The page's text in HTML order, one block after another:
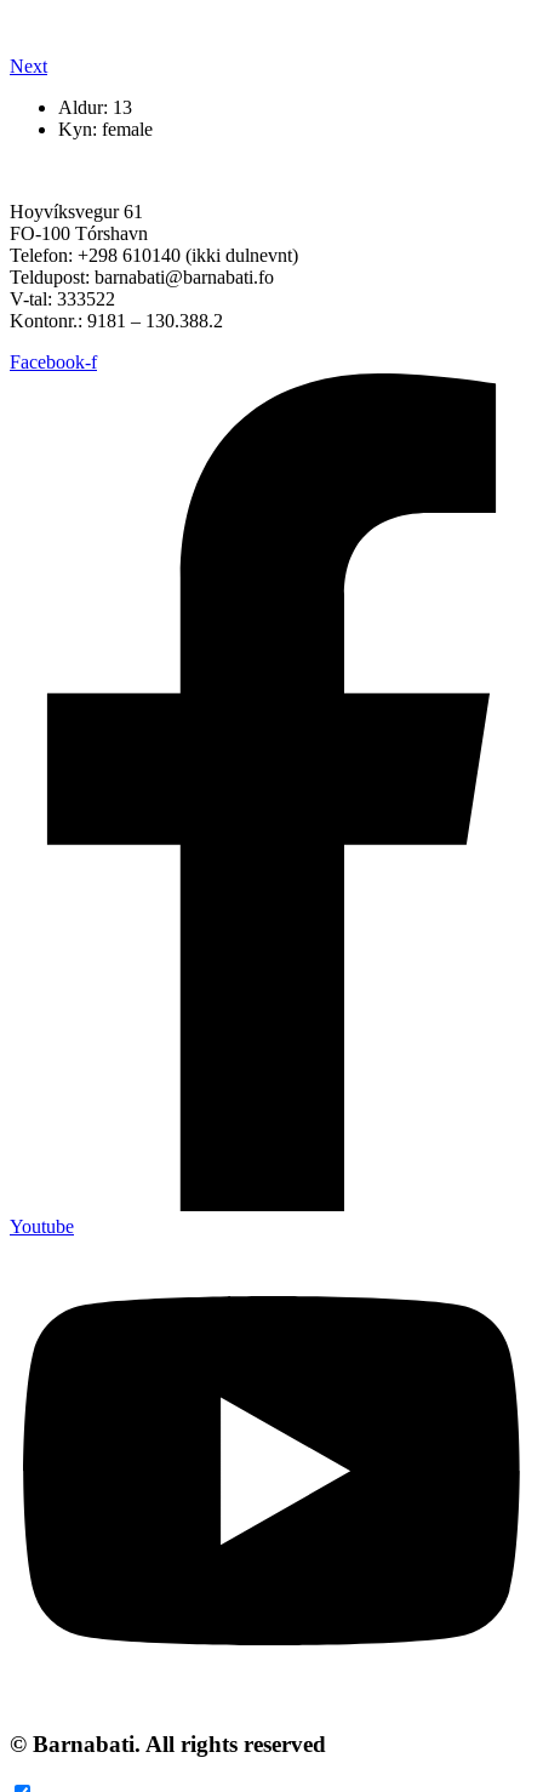
Next
Aldur: 13
Kyn: female
Hoyvíksvegur 61
FO-100 Tórshavn
Telefon: +298 610140 (ikki dulnevnt)
Teldupost: barnabati@barnabati.fo
V-tal: 333522
Kontonr.: 9181 – 130.388.2
Facebook-f
Youtube
© Barnabati. All rights reserved